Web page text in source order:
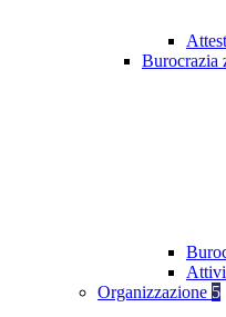
Burocrazia
Organizzazione 5